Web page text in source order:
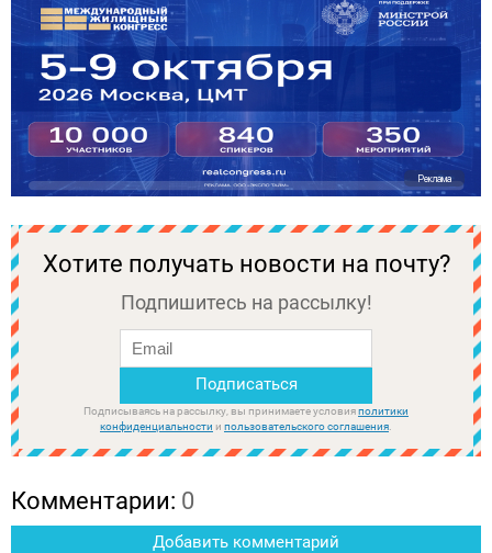
Реклама
Хотите получать новости на почту?
Подпишитесь на рассылку!
Подписываясь на рассылку, вы принимаете условияполитики
конфиденциальности и пользовательского соглашения
Комментарии: 0
Добавить комментарий